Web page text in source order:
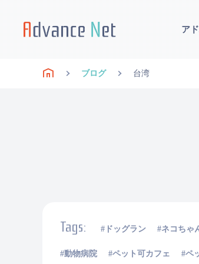
ア
ブログ 台湾
Tags: ドッグラン ネコちゃ
動物病院 ペット可カフェ ペ